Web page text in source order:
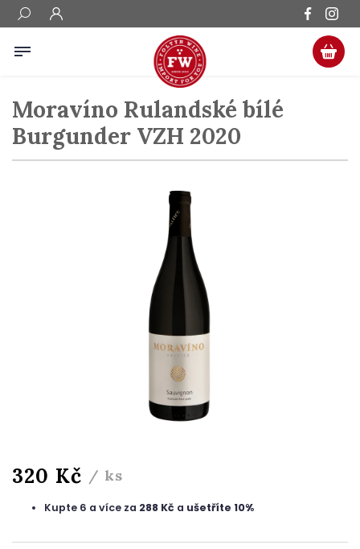
Moravíno Rulandské bílé
Burgunder VZH 2020
320 Kč / ks
Kupte 6 a více za 288 Kč a ušetříte 10%